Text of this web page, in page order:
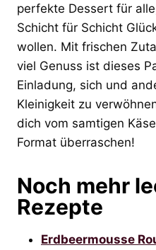
perfekte Dessert für
Schicht für Schicht
wollen. Mit frischen
viel Genuss ist dieses
Einladung, sich und
Kleinigkeit zu
dich vom samtigen
Format überraschen!
Noch mehr
Rezepte
Erdbeermousse